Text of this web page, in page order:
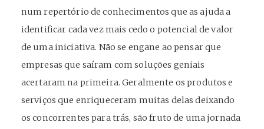
num repertório de conhecimentos que as ajuda a
identificar cada vez mais cedo o potencial de valor
de uma iniciativa. Não se engane ao pensar que
empresas que saíram com soluções geniais
acertaram na primeira. Geralmente os produtos e
serviços que enriqueceram muitas delas deixando
os concorrentes para trás, são fruto de uma jornada